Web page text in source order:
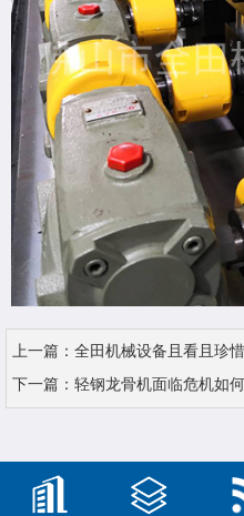
上一篇： 全田机械设备且看且珍
下一篇： 轻钢龙骨机面临危机如